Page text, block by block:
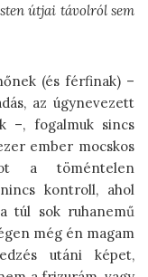
útjai távolról sem
(és férfinak) –
az úgynevezett
–, fogalmuk sincs
ember mocskos
a töméntelen
kontroll, ahol
túl sok ruhanemű
még én magam
utáni képet,